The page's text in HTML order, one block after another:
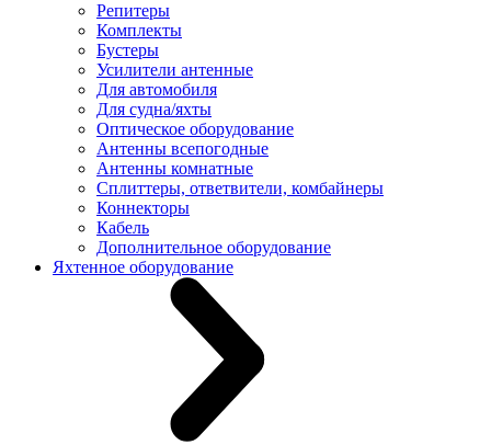
Репитеры
Комплекты
Бустеры
Усилители антенные
Для автомобиля
Для судна/яхты
Оптическое оборудование
Антенны всепогодные
Антенны комнатные
Сплиттеры, ответвители, комбайнеры
Коннекторы
Кабель
Дополнительное оборудование
Яхтенное оборудование